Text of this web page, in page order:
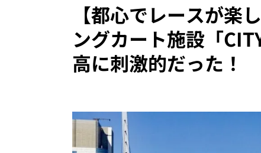
【都心でレースが楽
ングカート施設「
高に刺激的だった！